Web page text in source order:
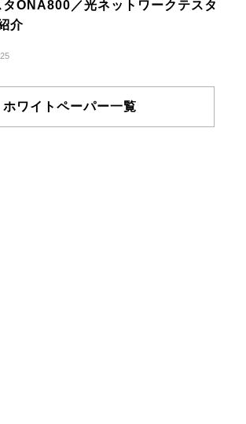
タONA800／光ネットワークテスタ
介
ホワイトペーパー一覧